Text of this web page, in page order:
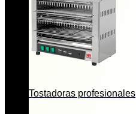
Tostadoras profesionales